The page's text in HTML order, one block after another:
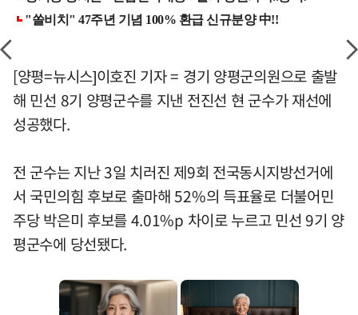
[양평=뉴시스]이호진 기자 = 경기 양평군의원으로 출발
해 민선 8기 양평군수를 지낸 전진선 현 군수가 재선에
성공했다.
전 군수는 지난 3일 치러진 제9회 전국동시지방선거에
서 국민의힘 후보로 출마해 52%의 득표율로 더불어민
주당 박은미 후보를 4.01%p 차이로 누르고 민선 9기 양
평군수에 당선됐다.